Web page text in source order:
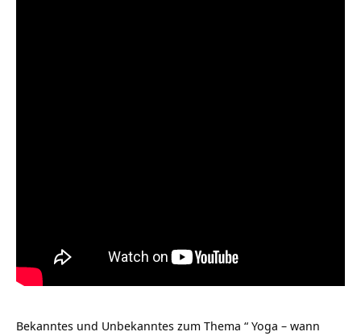
Bekanntes und Unbekanntes zum Thema “ Yoga – wann